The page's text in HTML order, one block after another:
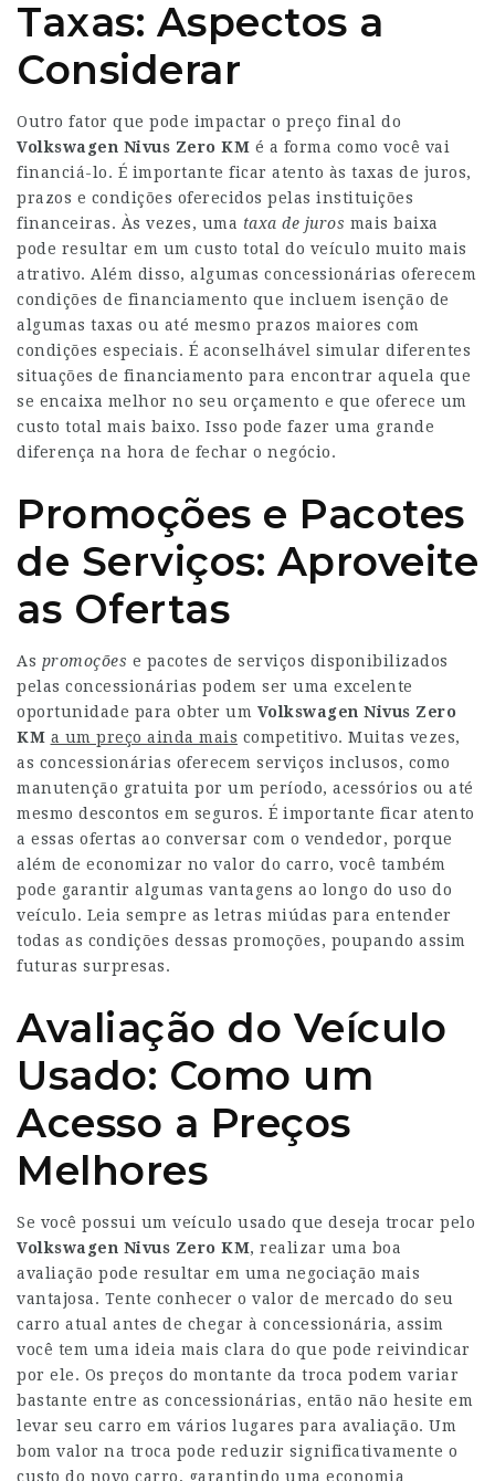
Taxas: Aspectos a
Considerar
Outro fator que pode impactar o preço final do
Volkswagen Nivus Zero KM é a forma como você vai
financiá-lo. É importante ficar atento às taxas de juros,
prazos e condições oferecidos pelas instituições
financeiras. Às vezes, uma taxa de juros mais baixa
pode resultar em um custo total do veículo muito mais
atrativo. Além disso, algumas concessionárias oferecem
condições de financiamento que incluem isenção de
algumas taxas ou até mesmo prazos maiores com
condições especiais. É aconselhável simular diferentes
situações de financiamento para encontrar aquela que
se encaixa melhor no seu orçamento e que oferece um
custo total mais baixo. Isso pode fazer uma grande
diferença na hora de fechar o negócio.
Promoções e Pacotes
de Serviços: Aproveite
as Ofertas
As promoções e pacotes de serviços disponibilizados
pelas concessionárias podem ser uma excelente
oportunidade para obter um Volkswagen Nivus Zero
KM a um preço ainda mais competitivo. Muitas vezes,
as concessionárias oferecem serviços inclusos, como
manutenção gratuita por um período, acessórios ou até
mesmo descontos em seguros. É importante ficar atento
a essas ofertas ao conversar com o vendedor, porque
além de economizar no valor do carro, você também
pode garantir algumas vantagens ao longo do uso do
veículo. Leia sempre as letras miúdas para entender
todas as condições dessas promoções, poupando assim
futuras surpresas.
Avaliação do Veículo
Usado: Como um
Acesso a Preços
Melhores
Se você possui um veículo usado que deseja trocar pelo
Volkswagen Nivus Zero KM, realizar uma boa
avaliação pode resultar em uma negociação mais
vantajosa. Tente conhecer o valor de mercado do seu
carro atual antes de chegar à concessionária, assim
você tem uma ideia mais clara do que pode reivindicar
por ele. Os preços do montante da troca podem variar
bastante entre as concessionárias, então não hesite em
levar seu carro em vários lugares para avaliação. Um
bom valor na troca pode reduzir significativamente o
custo do novo carro, garantindo uma economia